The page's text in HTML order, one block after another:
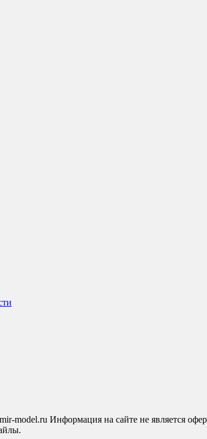
model.ru Информация на сайте не является